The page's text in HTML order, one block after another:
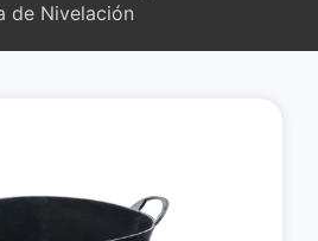
de Nivelación